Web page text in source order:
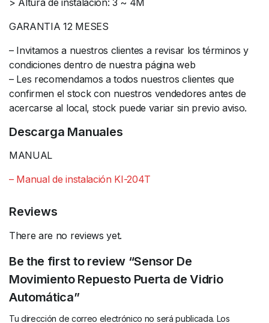
> Altura de instalación: 3 ~ 4M
GARANTIA 12 MESES
– Invitamos a nuestros clientes a revisar los términos y
condiciones dentro de nuestra página web
– Les recomendamos a todos nuestros clientes que
confirmen el stock con nuestros vendedores antes de
acercarse al local, stock puede variar sin previo aviso.
Descarga Manuales
MANUAL
– Manual de instalación KI-204T
Reviews
There are no reviews yet.
Be the first to review “Sensor De
Movimiento Repuesto Puerta de Vidrio
Automática”
Tu dirección de correo electrónico no será publicada. Los